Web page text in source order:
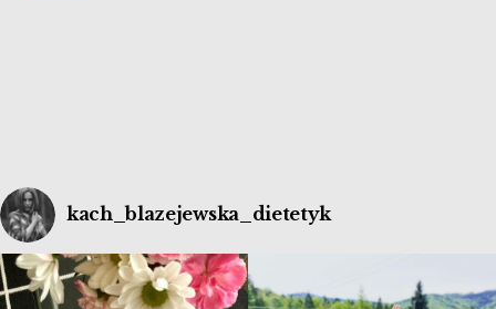
kach_blazejewska_dietetyk